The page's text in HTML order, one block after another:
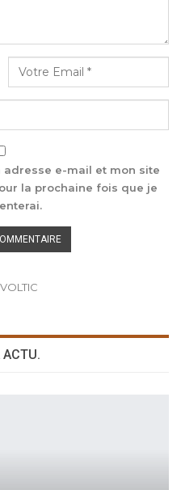
adresse e-mail et mon site
la prochaine fois que je
ACTU.